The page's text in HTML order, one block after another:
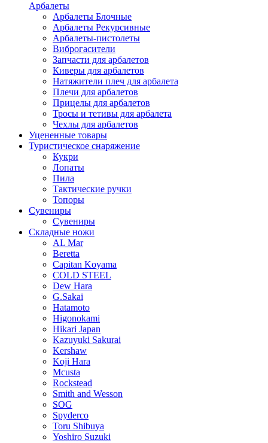
Арбалеты
Арбалеты Блочные
Арбалеты Рекурсивные
Арбалеты-пистолеты
Виброгасители
Запчасти для арбалетов
Киверы для арбалетов
Натяжители плеч для арбалета
Плечи для арбалетов
Прицелы для арбалетов
Тросы и тетивы для арбалета
Чехлы для арбалетов
Уцененные товары
Туристическое снаряжение
Кукри
Лопаты
Пила
Тактические ручки
Топоры
Сувениры
Сувениры
Складные ножи
AL Mar
Beretta
Capitan Koyama
COLD STEEL
Dew Hara
G.Sakai
Hatamoto
Higonokami
Hikari Japan
Kazuyuki Sakurai
Kershaw
Koji Hara
Mcusta
Rockstead
Smith and Wesson
SOG
Spyderco
Toru Shibuya
Yoshiro Suzuki